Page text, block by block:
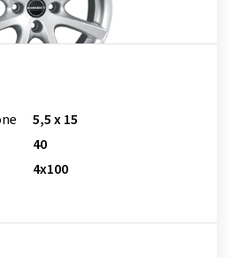
5,5 x 15
40
4x100